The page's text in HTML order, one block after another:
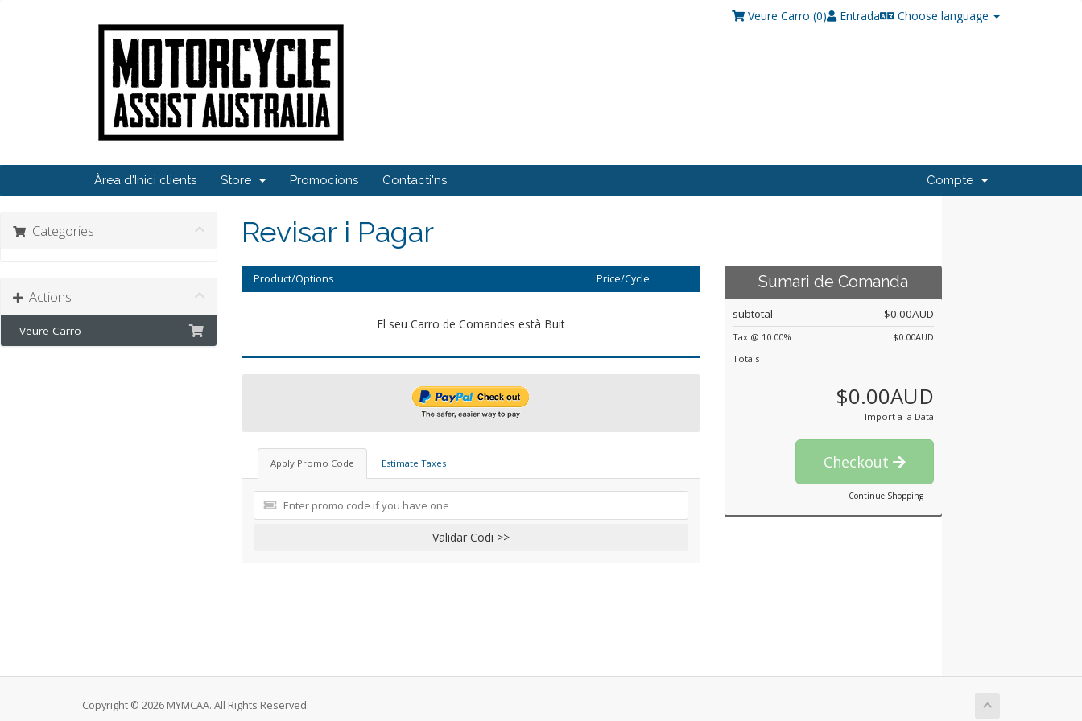
Choose language
Entrada
Veure Carro (0)
Àrea d'Inici clients Store Promocions Contacti'ns Compte
Revisar i Pagar
Categories
Actions
Veure Carro
Product/Options Price/Cycle
El seu Carro de Comandes està Buit
Apply Promo Code Estimate Taxes
Validar Codi >>
Sumari de Comanda
subtotal $0.00AUD
Tax @ 10.00%
$0.00AUD
Totals
$0.00AUD
Import a la Data
Checkout
Continue Shopping
Copyright © 2026 MYMCAA. All Rights Reserved.